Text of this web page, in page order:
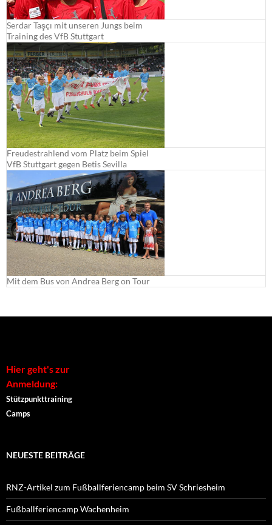
Serdar Taşçı mit unseren Jungs beim
Training des VfB Stuttgart
Freudestrahlend vom Platz beim Spiel
VfB Stuttgart gegen Betis Sevilla
Mit dem Bus von Andrea Berg on Tour
Hier geht's zur
Anmeldung:
Stützpunkttraining
Camps
NEUESTE BEITRÄGE
RNZ-Artikel zum Fußballferiencamp beim SV Schriesheim
Fußballferiencamp Wachenheim